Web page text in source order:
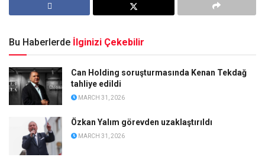
Bu Haberlerde İlginizi Çekebilir
Can Holding soruşturmasında Kenan Tekdağ
tahliye edildi
MARCH 31, 2026
Özkan Yalım görevden uzaklaştırıldı
MARCH 31, 2026